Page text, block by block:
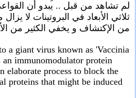
لم تشاهد من قبل .. يبدو أن
ثلاثي الأبعاد في البروتينات لا
من الإكتشاف و يخفي الكثير من
a giant virus known as 'Vaccinia
immunomodulator protein
elaborate process to block the
proteins that might be induced